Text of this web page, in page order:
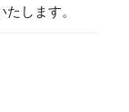
します。